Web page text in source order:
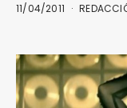
11/04/2011